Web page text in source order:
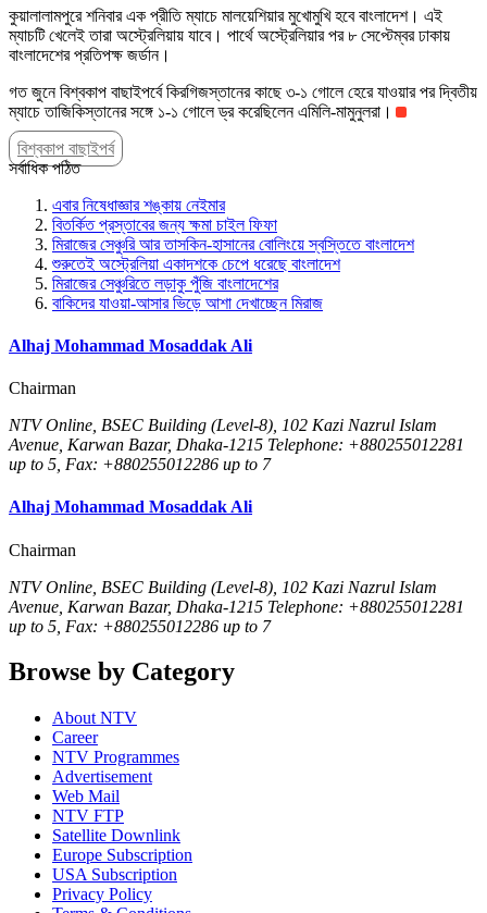
কুয়ালালামপুরে শনিবার এক প্রীতি ম্যাচে মালয়েশিয়ার মুখোমুখি হবে বাংলাদেশ। এই
ম্যাচটি খেলেই তারা অস্ট্রেলিয়ায় যাবে। পার্থে অস্ট্রেলিয়ার পর ৮ সেপ্টেম্বর ঢাকায়
বাংলাদেশের প্রতিপক্ষ জর্ডান।
গত জুনে বিশ্বকাপ বাছাইপর্বে কিরগিজস্তানের কাছে ৩-১ গোলে হেরে যাওয়ার পর দ্বিতীয়
ম্যাচে তাজিকিস্তানের সঙ্গে ১-১ গোলে ড্র করেছিলেন এমিলি-মামুনুলরা।
বিশ্বকাপ বাছাইপর্ব
সর্বাধিক পঠিত
এবার নিষেধাজ্ঞার শঙ্কায় নেইমার
বিতর্কিত প্রস্তাবের জন্য ক্ষমা চাইল ফিফা
মিরাজের সেঞ্চুরি আর তাসকিন-হাসানের বোলিংয়ে স্বস্তিতে বাংলাদেশ
শুরুতেই অস্ট্রেলিয়া একাদশকে চেপে ধরেছে বাংলাদেশ
মিরাজের সেঞ্চুরিতে লড়াকু পুঁজি বাংলাদেশের
বাকিদের যাওয়া-আসার ভিড়ে আশা দেখাচ্ছেন মিরাজ
Alhaj Mohammad Mosaddak Ali
Chairman
NTV Online, BSEC Building (Level-8), 102 Kazi Nazrul Islam
Avenue, Karwan Bazar, Dhaka-1215 Telephone: +880255012281
up to 5, Fax: +880255012286 up to 7
Alhaj Mohammad Mosaddak Ali
Chairman
NTV Online, BSEC Building (Level-8), 102 Kazi Nazrul Islam
Avenue, Karwan Bazar, Dhaka-1215 Telephone: +880255012281
up to 5, Fax: +880255012286 up to 7
Browse by Category
About NTV
Career
NTV Programmes
Advertisement
Web Mail
NTV FTP
Satellite Downlink
Europe Subscription
USA Subscription
Privacy Policy